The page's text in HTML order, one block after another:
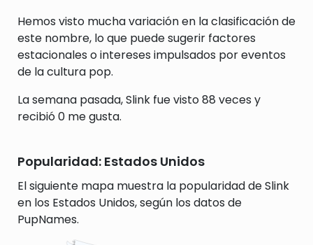
Hemos visto mucha variación en la clasificación de
este nombre, lo que puede sugerir factores
estacionales o intereses impulsados por eventos
de la cultura pop.
La semana pasada, Slink fue visto 88 veces y
recibió 0 me gusta.
Popularidad: Estados Unidos
El siguiente mapa muestra la popularidad de Slink
en los Estados Unidos, según los datos de
PupNames.